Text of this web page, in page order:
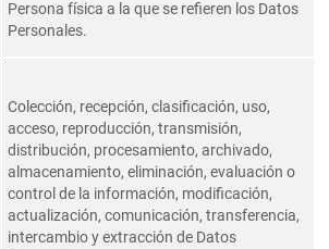
Persona física a la que se refieren los Datos
Personales.
Colección, recepción, clasificación, uso,
acceso, reproducción, transmisión,
distribución, procesamiento, archivado,
almacenamiento, eliminación, evaluación o
control de la información, modificación,
actualización, comunicación, transferencia,
intercambio y extracción de Datos